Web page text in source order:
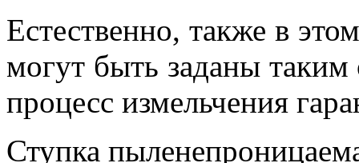
Eстественно, также в
могут быть заданы
процесс измельчения
Ступка